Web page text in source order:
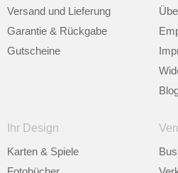
Versand und Lieferung
Garantie & Rückgabe
Gutscheine
Ihr Design
Karten & Spiele